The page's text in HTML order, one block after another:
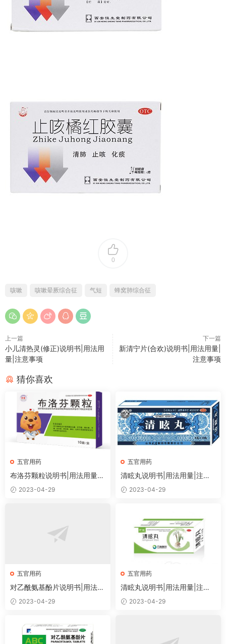
0
咳嗽 咳嗽晕厥综合征 气短 蜂窝肺综合征
上一篇
小儿清热灵(修正)说明书|用法用
量|注意事项
下一篇
新清宁片(合欢)说明书|用法用量|
注意事项
猜你喜欢
五官用药
布洛芬颗粒说明书|用法用量|
注意事项
2023-04-29
五官用药
清眩丸说明书|用法用量|注意
事项2023-04-29
五官用药
对乙酰氨基酚片说明书|用法用
量|注意事项
2023-04-29
五官用药
清眩丸说明书|用法用量|注意
事项2023-04-29